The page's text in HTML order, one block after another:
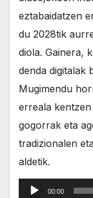
eztabaidatzen
du 2028tik
diola. Gainera,
denda digitalak
Mugimendu
erreala
gogorrak eta
tradizionalen
aldetik.
Reproductor
00:00